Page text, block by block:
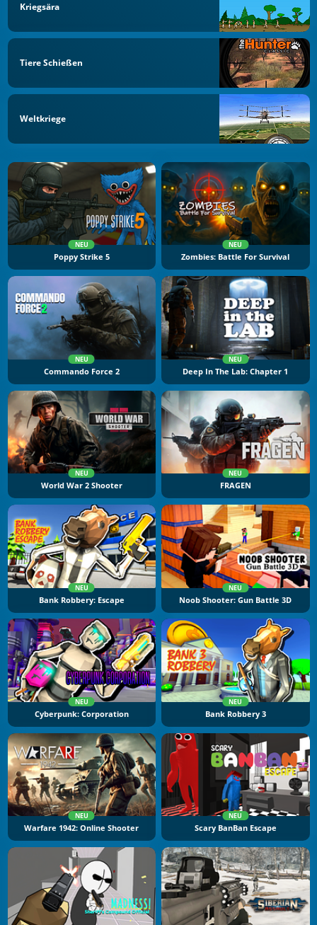
Kriegsära
Tiere Schießen
Weltkriege
NEU
Poppy Strike 5
NEU
Zombies: Battle For Survival
NEU
Commando Force 2
NEU
Deep In The Lab: Chapter 1
NEU
World War 2 Shooter
NEU
FRAGEN
NEU
Bank Robbery: Escape
NEU
Noob Shooter: Gun Battle 3D
NEU
Cyberpunk: Corporation
NEU
Bank Robbery 3
NEU
Warfare 1942: Online Shooter
NEU
Scary BanBan Escape